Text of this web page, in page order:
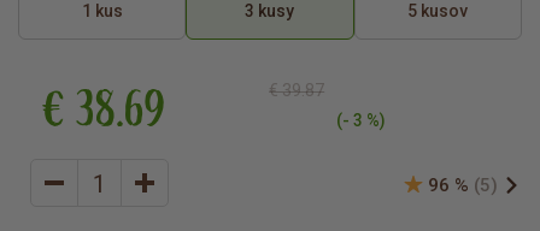
1 kus 3 kusy 5 kusov
96 % (5)
(- 3 %)
€ 39.87
€ 38.69